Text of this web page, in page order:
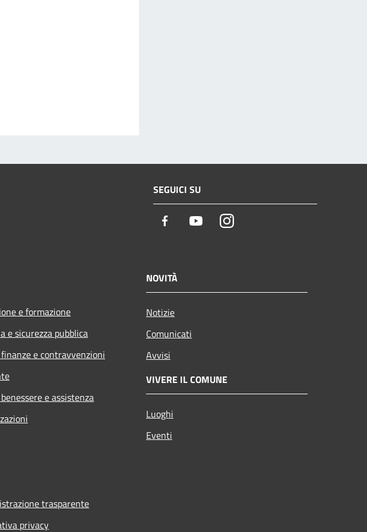
SEGUICI SU
Facebook YoutubeInstagram
e formazione
e sicurezza pubblica
e contravvenzioni
e assistenza
NOVITÀ
Notizie
Comunicati
Avvisi
VIVERE IL COMUNE
Luoghi
Eventi
trasparente
privacy